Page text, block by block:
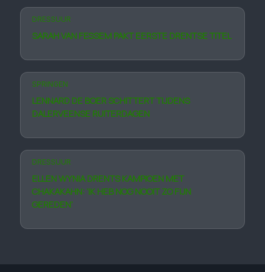
DRESSUUR
SARAH VAN FESSEM PAKT EERSTE DRENTSE TITEL
SPRINGEN
LENNARD DE BOER SCHITTERT TIJDENS
DALERVEENSE RUITERDAGEN
DRESSUUR
ELLEN WYNIA DRENTS KAMPIOEN MET
CHAKAKAHN: ‘IK HEB NOG NOOIT ZO FIJN
GEREDEN’